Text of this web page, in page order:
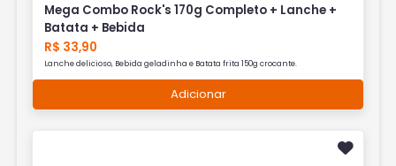
Mega Combo Rock's 170g Completo + Lanche +
Batata + Bebida
R$ 33,90
Lanche delicioso, Bebida geladinha e Batata frita 150g crocante.
Adicionar